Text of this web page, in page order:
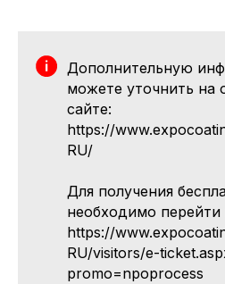
Дополнительную
можете уточнить на
сайте:
https://
RU/
Для получения
необходимо перейти
https://
RU/visitors/e-
promo=npoprocess